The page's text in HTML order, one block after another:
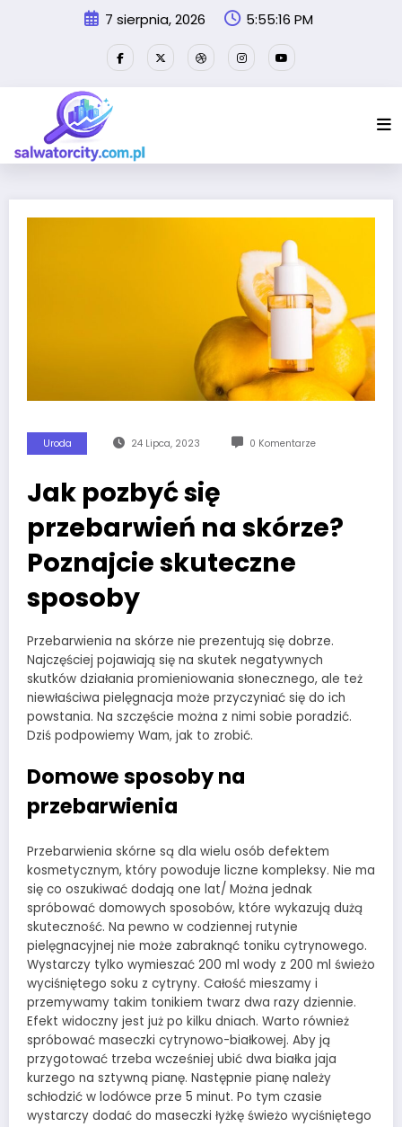
7 sierpnia, 2026 5:55:16 PM
Uroda 24 Lipca, 2023 0 Komentarze
Jak pozbyć się
przebarwień na skórze?
Poznajcie skuteczne
sposoby
Przebarwienia na skórze nie prezentują się dobrze.
Najczęściej pojawiają się na skutek negatywnych
skutków działania promieniowania słonecznego, ale też
niewłaściwa pielęgnacja może przyczyniać się do ich
powstania. Na szczęście można z nimi sobie poradzić.
Dziś podpowiemy Wam, jak to zrobić.
Domowe sposoby na
przebarwienia
Przebarwienia skórne są dla wielu osób defektem
kosmetycznym, który powoduje liczne kompleksy. Nie ma
się co oszukiwać dodają one lat/ Można jednak
spróbować domowych sposobów, które wykazują dużą
skuteczność. Na pewno w codziennej rutynie
pielęgnacyjnej nie może zabraknąć toniku cytrynowego.
Wystarczy tylko wymieszać 200 ml wody z 200 ml świeżo
wyciśniętego soku z cytryny. Całość mieszamy i
przemywamy takim tonikiem twarz dwa razy dziennie.
Efekt widoczny jest już po kilku dniach. Warto również
spróbować maseczki cytrynowo-białkowej. Aby ją
przygotować trzeba wcześniej ubić dwa białka jaja
kurzego na sztywną pianę. Następnie pianę należy
schłodzić w lodówce prze 5 minut. Po tym czasie
wystarczy dodać do maseczki łyżkę świeżo wyciśniętego